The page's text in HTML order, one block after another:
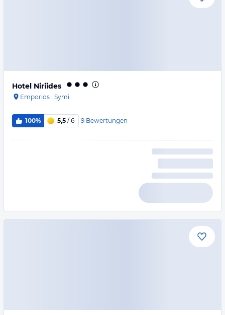
Hotel Niriides
Emporios · Symi
100% 5,5 / 6 9 Bewertungen